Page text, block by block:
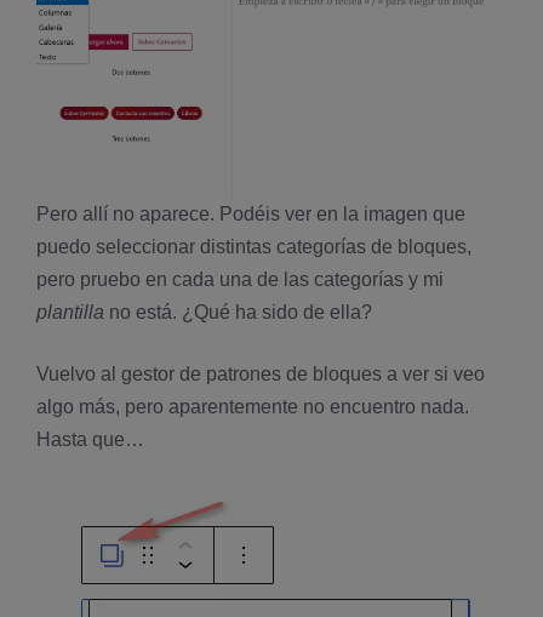
Pero allí no aparece. Podéis ver en la imagen que
puedo seleccionar distintas categorías de bloques,
pero pruebo en cada una de las categorías y mi
plantilla no está. ¿Qué ha sido de ella?
Vuelvo al gestor de patrones de bloques a ver si veo
algo más, pero aparentemente no encuentro nada.
Hasta que…